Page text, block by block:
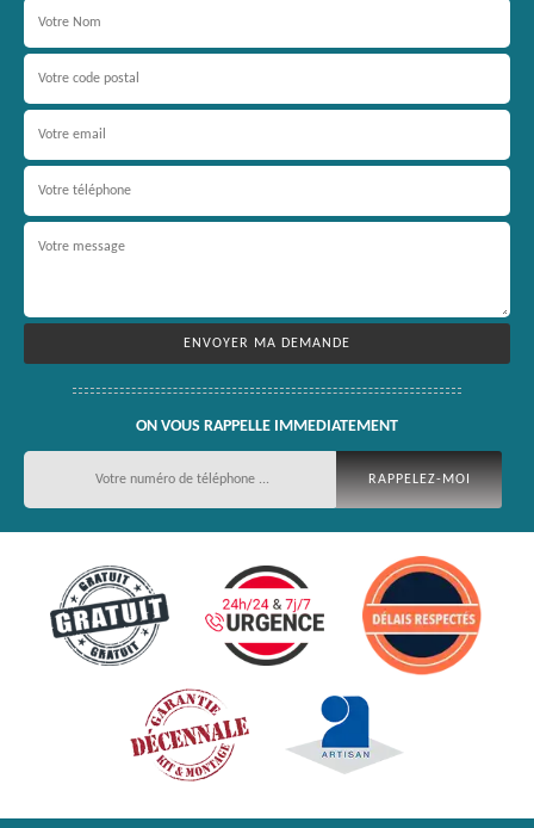
ON VOUS RAPPELLE IMMEDIATEMENT